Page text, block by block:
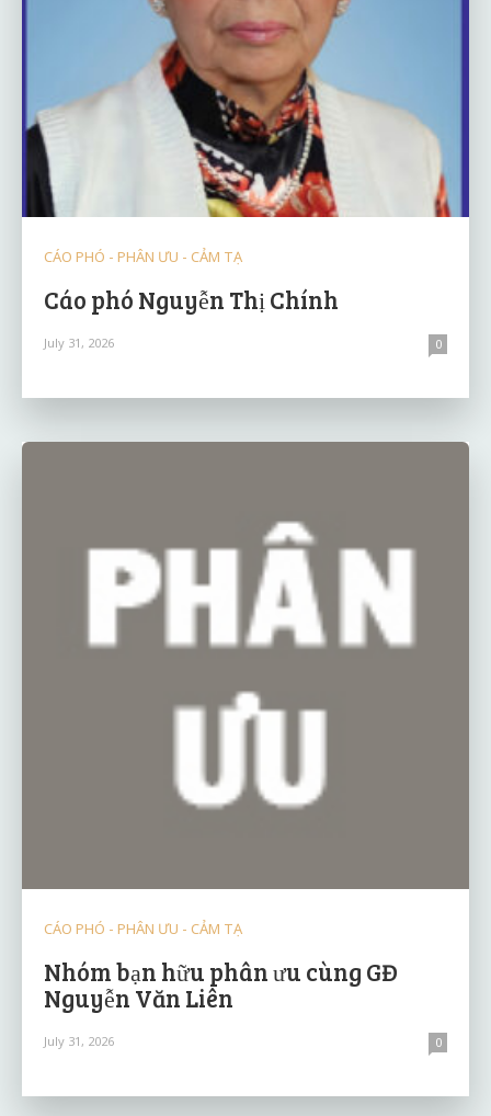
CÁO PHÓ - PHÂN ƯU - CẢM TẠ
Cáo phó Nguyễn Thị Chính
July 31, 2026 0
CÁO PHÓ - PHÂN ƯU - CẢM TẠ
Nhóm bạn hữu phân ưu cùng GĐ
Nguyễn Văn Liên
July 31, 2026 0